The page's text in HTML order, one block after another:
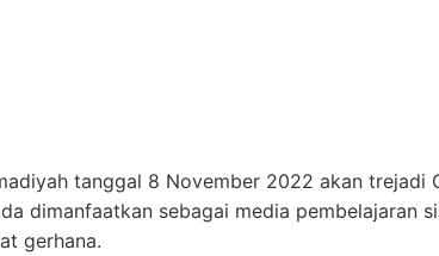
tanggal 8 November 2022 akan trejadi
dimanfaatkan sebagai media pembelajaran
gerhana.